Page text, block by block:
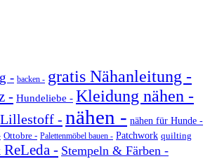
- backen - gratis Nähanleitung -
- Hundeliebe - Kleidung nähen -
Lillestoff - nähen - nähen für Hunde -
Ottobre - Palettenmöbel bauen - Patchwork quilting
- Stempeln & Färben -